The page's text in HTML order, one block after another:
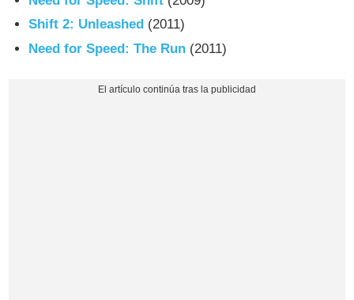
Shift 2: Unleashed (2011)
Need for Speed: The Run (2011)